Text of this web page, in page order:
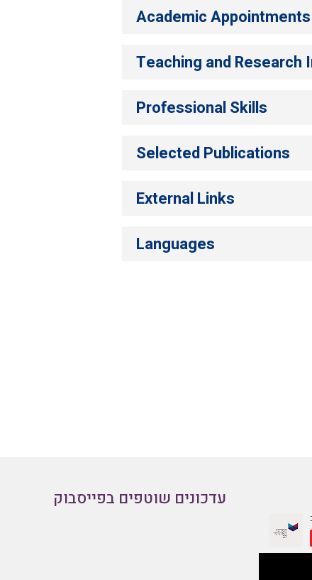
Academic Appointments
Teaching and Research
Professional Skills
Selected Publications
External Links
Languages
עדכונים שוטפים בפייסבוק